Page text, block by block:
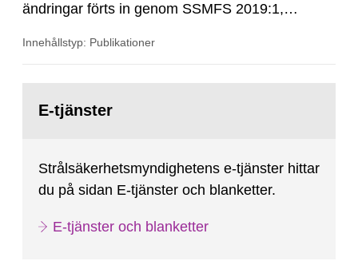
ändringar förts in genom SSMFS 2019:1,
Innehållstyp: Publikationer
sida:E-tjänster
Strålsäkerhetsmyndighetens e-tjänster hittar
du på sidan E-tjänster och blanketter.
E-tjänster och blanketter